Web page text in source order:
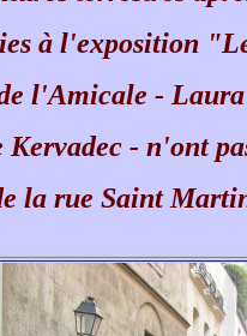
à l'exposition
l'Amicale -
- n'ont
la rue Saint